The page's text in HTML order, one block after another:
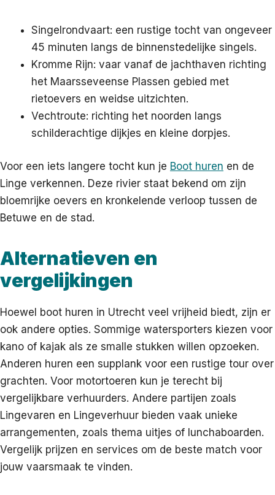
Singelrondvaart: een rustige tocht van ongeveer
45 minuten langs de binnenstedelijke singels.
Kromme Rijn: vaar vanaf de jachthaven richting
het Maarsseveense Plassen gebied met
rietoevers en weidse uitzichten.
Vechtroute: richting het noorden langs
schilderachtige dijkjes en kleine dorpjes.
Voor een iets langere tocht kun je Boot huren en de
Linge verkennen. Deze rivier staat bekend om zijn
bloemrijke oevers en kronkelende verloop tussen de
Betuwe en de stad.
Alternatieven en
vergelijkingen
Hoewel boot huren in Utrecht veel vrijheid biedt, zijn er
ook andere opties. Sommige watersporters kiezen voor
kano of kajak als ze smalle stukken willen opzoeken.
Anderen huren een supplank voor een rustige tour over
grachten. Voor motortoeren kun je terecht bij
vergelijkbare verhuurders. Andere partijen zoals
Lingevaren en Lingeverhuur bieden vaak unieke
arrangementen, zoals thema uitjes of lunchaboarden.
Vergelijk prijzen en services om de beste match voor
jouw vaarsmaak te vinden.